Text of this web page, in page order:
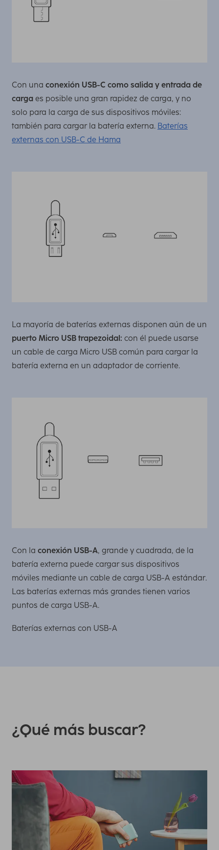
Con una conexión USB-C como salida y entrada de
carga es posible una gran rapidez de carga, y no
solo para la carga de sus dispositivos móviles:
también para cargar la batería externa. Baterías
externas con USB-C de Hama
La mayoría de baterías externas disponen aún de un
puerto Micro USB trapezoidal: con él puede usarse
un cable de carga Micro USB común para cargar la
batería externa en un adaptador de corriente.
Con la conexión USB-A, grande y cuadrada, de la
batería externa puede cargar sus dispositivos
móviles mediante un cable de carga USB-A estándar.
Las baterías externas más grandes tienen varios
puntos de carga USB-A.
Baterías externas con USB-A
¿Qué más buscar?